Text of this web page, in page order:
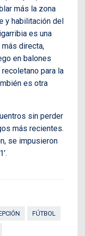
más la zona
y habilitación del
es una
directa,
en balones
para la
es otra
sin perder
más recientes.
se impusieron
FÚTBOL